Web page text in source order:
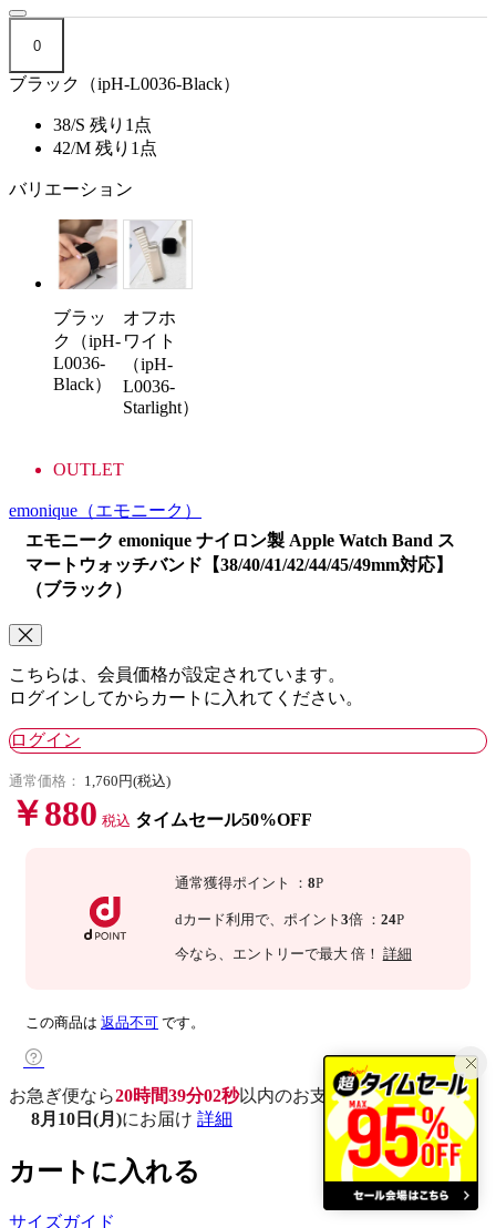
0
ブラック（ipH-L0036-Black）
38/S 残り1点
42/M 残り1点
バリエーション
ブラッ
ク（ipH-
L0036-
Black）
オフホ
ワイト
（ipH-
L0036-
Starlight）
OUTLET
emonique （エモニーク）
エモニーク emonique ナイロン製 Apple Watch Band ス
マートウォッチバンド【38/40/41/42/44/45/49mm対応】
（ブラック）
こちらは、会員価格が設定されています。
ログインしてからカートに入れてください。
ログイン
通常価格： 1,760円(税込)
￥880 税込 タイムセール50%OFF
通常獲得ポイント ： 8P
dカード利用で、 ポイント 3倍 ： 24P
今なら 、エントリーで最大 倍！ 詳細
この商品は 返品不可 です。
お急ぎ便なら20時間39分02秒以内のお支払いで
8月10日(月)にお届け 詳細
カートに入れる
サイズガイド